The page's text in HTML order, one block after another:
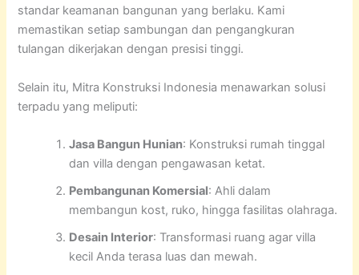
standar keamanan bangunan yang berlaku. Kami
memastikan setiap sambungan dan pengangkuran
tulangan dikerjakan dengan presisi tinggi.
Selain itu, Mitra Konstruksi Indonesia menawarkan solusi
terpadu yang meliputi:
Jasa Bangun Hunian: Konstruksi rumah tinggal
dan villa dengan pengawasan ketat.
Pembangunan Komersial: Ahli dalam
membangun kost, ruko, hingga fasilitas olahraga.
Desain Interior: Transformasi ruang agar villa
kecil Anda terasa luas dan mewah.